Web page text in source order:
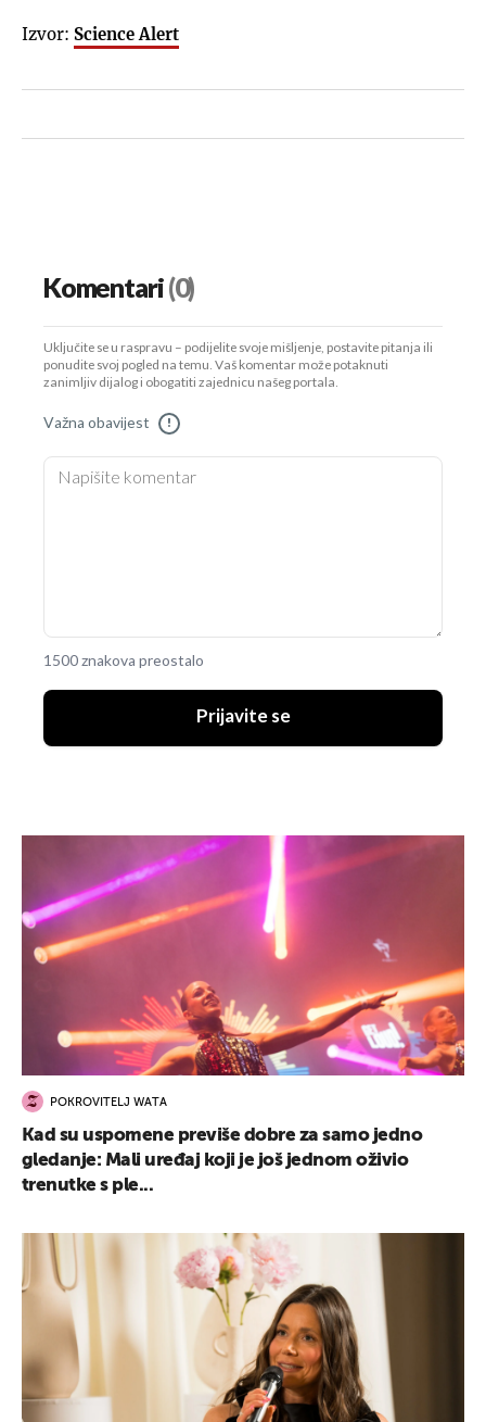
Izvor: Science Alert
Komentari(0)
Uključite se u raspravu – podijelite svoje mišljenje, postavite pitanja ili
ponudite svoj pogled na temu. Vaš komentar može potaknuti
zanimljiv dijalog i obogatiti zajednicu našeg portala.
Važna obavijest !
1500 znakova preostalo
Prijavite se
POKROVITELJ WATA
Kad su uspomene previše dobre za samo jedno
gledanje: Mali uređaj koji je još jednom oživio
trenutke s ple...